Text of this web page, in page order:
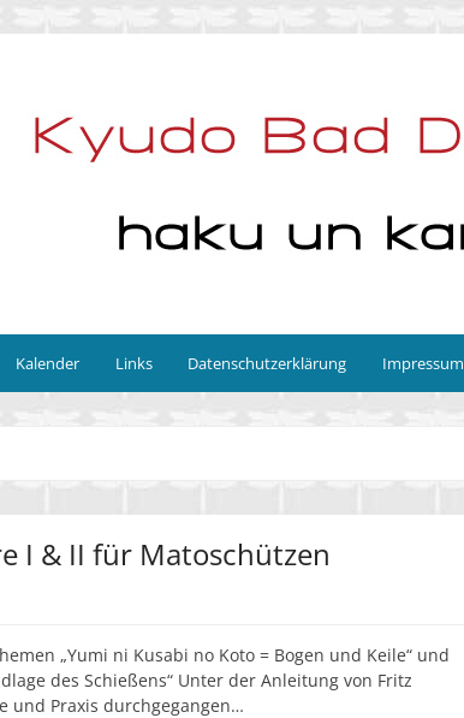
Kalender Links Datenschutzerklärung Impressum
I & II für Matoschützen
„Yumi ni Kusabi no Koto = Bogen und Keile“ und
des Schießens“ Unter der Anleitung von Fritz
und Praxis durchgegangen…